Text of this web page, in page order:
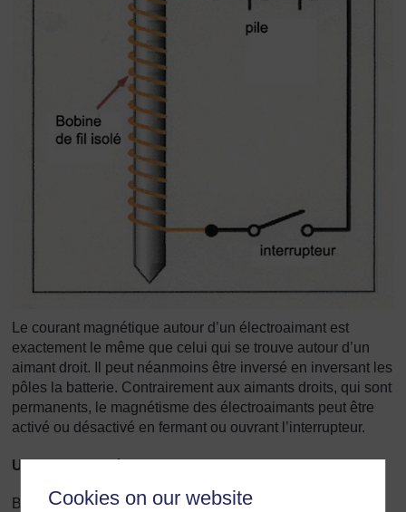
Cookies on our website
Le courant magnétique autour d’un électroaimant est
exactement le même que celui qui se trouve autour d’un
aimant droit. Il peut néanmoins être inversé en inversant les
pôles la batterie. Contrairement aux aimants droits, qui sont
permanents, le magnétisme des électroaimants peut être
activé ou désactivé en fermant ou ouvrant l’interrupteur.
Utilisation des électroaimants
Beaucoup d’objets autour de vous comportent des